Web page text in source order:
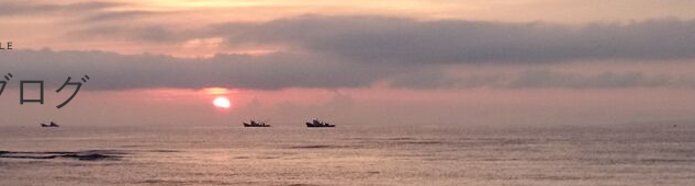
ログ